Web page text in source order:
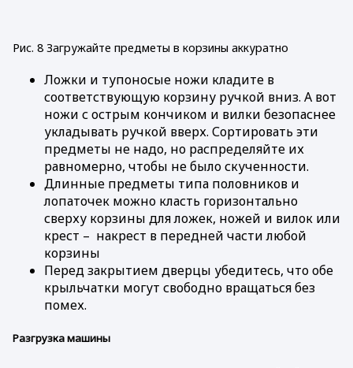
Рис. 8 Загружайте предметы в корзины аккуратно
Ложки и тупоносые ножи кладите в
соответствующую корзину ручкой вниз. А вот
ножи с острым кончиком и вилки безопаснее
укладывать ручкой вверх. Сортировать эти
предметы не надо, но распределяйте их
равномерно, чтобы не было скученности.
Длинные предметы типа половников и
лопаточек можно класть горизонтально
сверху корзины для ложек, ножей и вилок или
крест – накрест в передней части любой
корзины
Перед закрытием дверцы убедитесь, что обе
крыльчатки могут свободно вращаться без
помех.
Разгрузка машины